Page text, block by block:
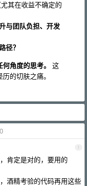
尤其在收益不确定的
与团队负担、开发
径？
角度的思考。 这
的切肤之痛。
1
肯定是对的，要用的
酒精考验的代码再用这些